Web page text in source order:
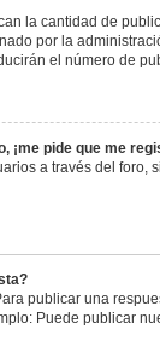
la cantidad de
por la
el número de
¡me pide que me
a través del
publicar una
Puede publicar